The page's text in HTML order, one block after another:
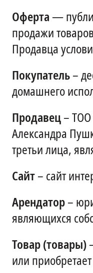
Оферта—
продажи
Продавца
Покупатель–
домашнего
Продавец– ТОО
Александра
третьи лица,
Сайт– сайт
Арендатор–
являющихся
Товар (товары)
или